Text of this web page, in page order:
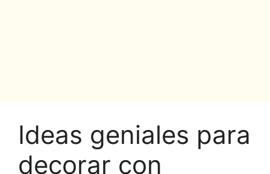
Ideas geniales para
decorar con